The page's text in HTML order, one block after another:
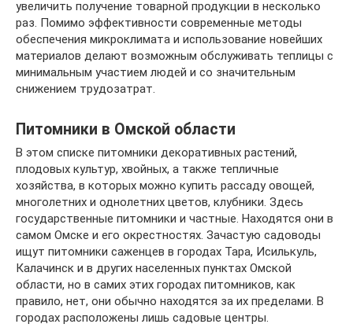
увеличить получение товарной продукции в несколько
раз. Помимо эффективности современные методы
обеспечения микроклимата и использование новейших
материалов делают возможным обслуживать теплицы с
минимальным участием людей и со значительным
снижением трудозатрат.
Питомники в Омской области
В этом списке питомники декоративных растений,
плодовых культур, хвойных, а также тепличные
хозяйства, в которых можно купить рассаду овощей,
многолетних и однолетних цветов, клубники. Здесь
государственные питомники и частные. Находятся они в
самом Омске и его окрестностях. Зачастую садоводы
ищут питомники саженцев в городах Тара, Исилькуль,
Калачинск и в других населенных пунктах Омской
области, но в самих этих городах питомников, как
правило, нет, они обычно находятся за их пределами. В
городах расположены лишь садовые центры.